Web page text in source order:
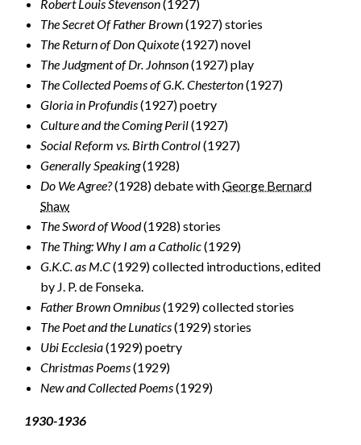
Robert Louis Stevenson(1927)
The Secret Of Father Brown(1927) stories
The Return of Don Quixote(1927) novel
The Judgment of Dr. Johnson(1927) play
The Collected Poems of G.K. Chesterton(1927)
Gloria in Profundis(1927) poetry
Culture and the Coming Peril(1927)
Social Reform vs. Birth Control(1927)
Generally Speaking(1928)
Do We Agree?(1928) debate withGeorge Bernard
Shaw
The Sword of Wood(1928) stories
The Thing: Why I am a Catholic(1929)
G.K.C. as M.C(1929) collected introductions, edited
by J. P. de Fonseka.
Father Brown Omnibus(1929) collected stories
The Poet and the Lunatics(1929) stories
Ubi Ecclesia(1929) poetry
Christmas Poems(1929)
New and Collected Poems(1929)
1930-1936